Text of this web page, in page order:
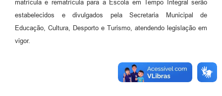
matrícula e rematrícula para a Escola em Tempo Integral serão
estabelecidos e divulgados pela Secretaria Municipal de
Educação, Cultura, Desporto e Turismo, atendendo legislação em
vigor.